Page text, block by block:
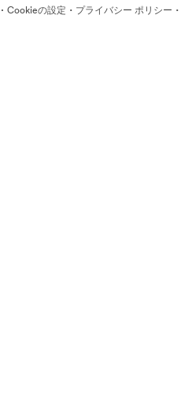
· Cookieの設定 · プライバシー ポリシー ·